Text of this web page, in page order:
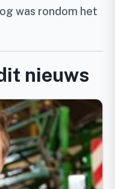
was rondom het
nieuws